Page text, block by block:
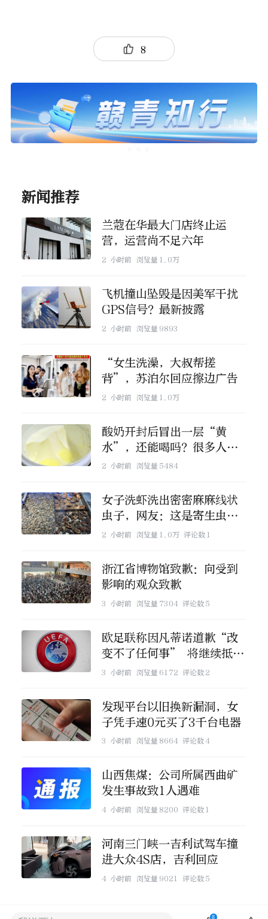
8
新闻推荐
兰蔻在华最大门店终止运
营，运营尚不足六年
2 小时前 浏览量 1.0万
飞机撞山坠毁是因美军干扰
GPS信号？最新披露
2 小时前 浏览量 9893
“女生洗澡，大叔帮搓
背”，苏泊尔回应擦边广告
2 小时前 浏览量 1.0万
酸奶开封后冒出一层“黄
水”，还能喝吗？很多人都
搞错了
2 小时前 浏览量 5484
女子洗虾洗出密密麻麻线状
虫子，网友：这是寄生虫还
是虾崽？
2 小时前 浏览量 1.0万 评论数 1
浙江省博物馆致歉：向受到
影响的观众致歉
3 小时前 浏览量 7304 评论数 5
欧足联称因凡蒂诺道歉“改
变不了任何事” 将继续抵制
世界杯
3 小时前 浏览量 6172 评论数 2
发现平台以旧换新漏洞，女
子凭手速0元买了3千台电器
3 小时前 浏览量 8664 评论数4
山西焦煤：公司所属西曲矿
发生事故致1人遇难
4 小时前 浏览量 8200 评论数 1
河南三门峡一吉利试驾车撞
进大众4S店，吉利回应
4 小时前 浏览量 9021 评论数 5
8